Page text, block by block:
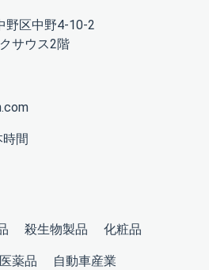
野区中野4-10-2
サウス2階
間
殺生物製品 化粧品
医薬品 自動車産業